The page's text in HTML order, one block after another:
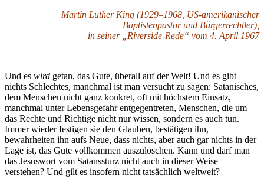
Martin Luther King (1929–1968, US-amerikanischer
Baptistenpastor und Bürgerrechtler),
in seiner „Riverside-Rede“ vom 4. April 1967
Und es wird getan, das Gute, überall auf der Welt! Und es gibt
nichts Schlechtes, manchmal ist man versucht zu sagen: Satanisches,
dem Menschen nicht ganz konkret, oft mit höchstem Einsatz,
manchmal unter Lebensgefahr entgegentreten, Menschen, die um
das Rechte und Richtige nicht nur wissen, sondern es auch tun.
Immer wieder festigen sie den Glauben, bestätigen ihn,
bewahrheiten ihn aufs Neue, dass nichts, aber auch gar nichts in der
Lage ist, das Gute vollkommen auszulöschen. Kann und darf man
das Jesuswort vom Satanssturz nicht auch in dieser Weise
verstehen? Und gilt es insofern nicht tatsächlich weltweit?